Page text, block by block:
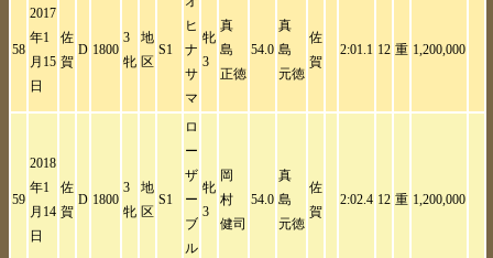
58
2017
年1
月15
日
佐
賀
D 1800
3
牝
地
区
S1
ヒ
ナ
サ
マ
牝
3
真
島
正徳
54.0
真
島
元徳
佐
賀
2:01.1 12 重 1,200,000
59
2018
年1
月14
日
佐
賀
D 1800
3
牝
地
区
S1
ロ
ー
ザ
ー
ブ
ル
牝
3
岡
村
健司
54.0
真
島
元徳
佐
賀
2:02.4 12 重 1,200,000